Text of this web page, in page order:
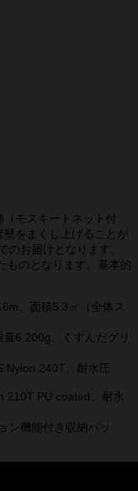
モスキートネット付
をまくし上げることが
のお届けとなります。
ものとなります。基本的
、面積5.3㎡（全体ス
6,200g、くすんだグリ
Nylon 240T、耐水圧
210T PU coated、耐水
ン機能付き収納バッ